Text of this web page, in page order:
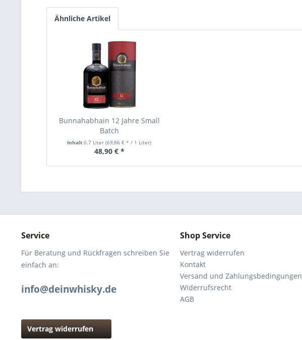
Ähnliche Artikel
Bunnahabhain 12 Jahre Small
Batch
Inhalt0.7 Liter(69,86 € * / 1 Liter)
48,90 € *
Service
Für Beratung und Rückfragen schreiben Sie
einfach an:
info@deinwhisky.de
Vertrag widerrufen
Shop Service
Vertrag widerrufen
Kontakt
Versand und Zahlungsbedingungen
Widerrufsrecht
AGB